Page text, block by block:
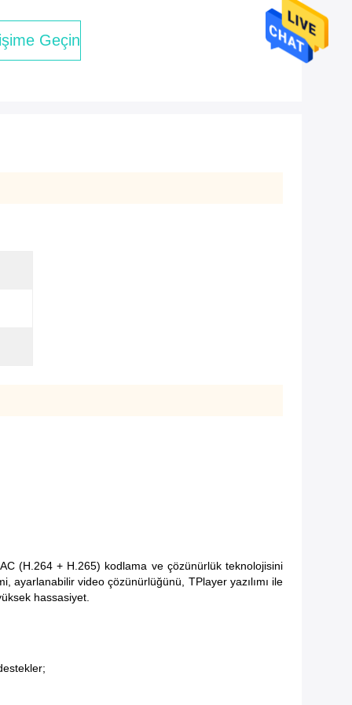
Geçin
(H.264 + H.265) kodlama ve çözünürlük teknolojisini
video çözünürlüğünü, TPlayer yazılımı ile
hassasiyet.